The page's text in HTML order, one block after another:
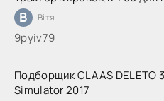
В Вітя
9руіv79
Подборщик CLAAS DELETO
Simulator 2017